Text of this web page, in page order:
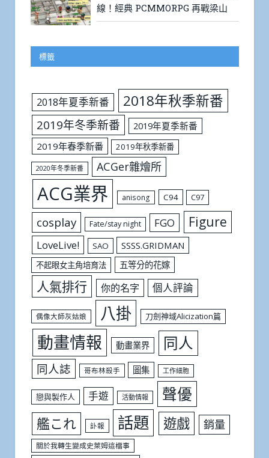
線！經典 PCMMORPG 再戰梁山
標籤
2018年夏季新番 2018年秋季新番
2019年冬季新番
2019年夏季新番
2019年春季新番
2019年秋季新番
2020年冬季新番 ACGer雜燴所
ACG業界 anisong C94 C97
cosplay Fate/stay night FGO Figure
LoveLive! SAO SSSS.GRIDMAN
不起眼女主角培育法 五等分的花嫁
人氣排行 你的名字 個人評論
偶像大師灰姑娘 八掛 刀劍神域Alicization篇
動畫情報 動畫業界 同人
同人誌 哥布林殺手 圖集 工作細胞
戀與製作人 手遊 活動情報 聲優
艦これ 訃報 話題 遊戲 銷量
關於我轉生變成史萊姆這檔事